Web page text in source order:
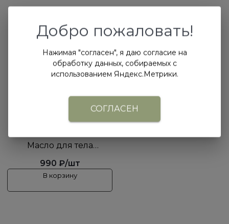
Масло для тела
PAVLOVNAxSMELO
990 ₽/шт
В корзину
Добро пожаловать!
Нажимая "согласен", я даю согласие на
обработку данных, собираемых с
использованием Яндекс.Метрики.
СОГЛАСЕН